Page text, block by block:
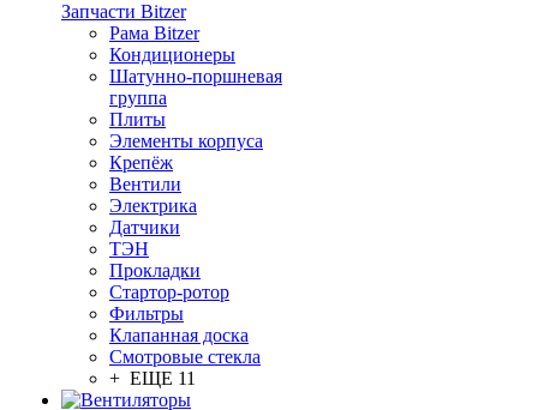
Запчасти Bitzer
Рама Bitzer
Кондиционеры
Шатунно-поршневая
группа
Плиты
Элементы корпуса
Крепёж
Вентили
Электрика
Датчики
ТЭН
Прокладки
Стартор-ротор
Фильтры
Клапанная доска
Смотровые стекла
+ ЕЩЕ 11